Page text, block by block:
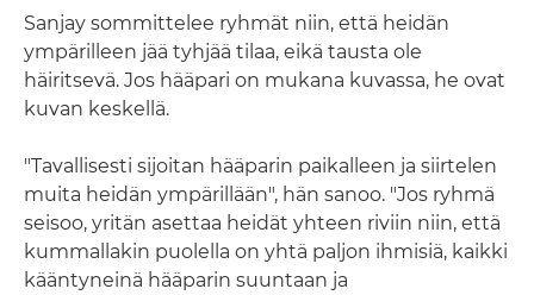
Sanjay sommittelee ryhmät niin, että heidän
ympärilleen jää tyhjää tilaa, eikä tausta ole
häiritsevä. Jos hääpari on mukana kuvassa, he ovat
kuvan keskellä.
"Tavallisesti sijoitan hääparin paikalleen ja siirtelen
muita heidän ympärillään", hän sanoo. "Jos ryhmä
seisoo, yritän asettaa heidät yhteen riviin niin, että
kummallakin puolella on yhtä paljon ihmisiä, kaikki
kääntyneinä hääparin suuntaan ja